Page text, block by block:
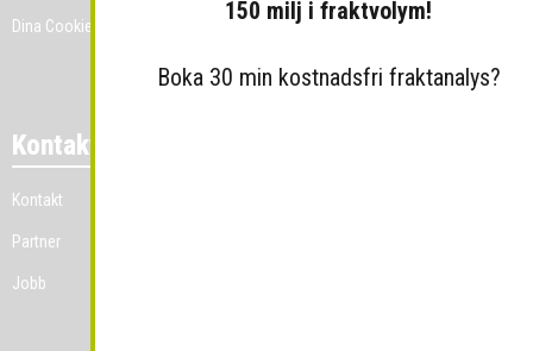
Dina Cookie-prefenser
Kontakt
Kontakt
Partner
Jobb
150 milj i fraktvolym!
Boka 30 min kostnadsfri fraktanalys?